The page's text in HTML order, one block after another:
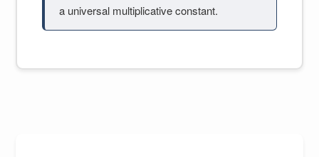
a universal multiplicative constant.